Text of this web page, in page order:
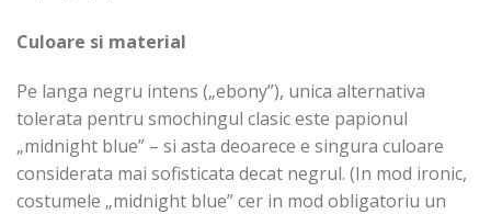
Culoare si material
Pe langa negru intens („ebony”), unica alternativa
tolerata pentru smochingul clasic este papionul
„midnight blue” – si asta deoarece e singura culoare
considerata mai sofisticata decat negrul. (In mod ironic,
costumele „midnight blue” cer in mod obligatoriu un